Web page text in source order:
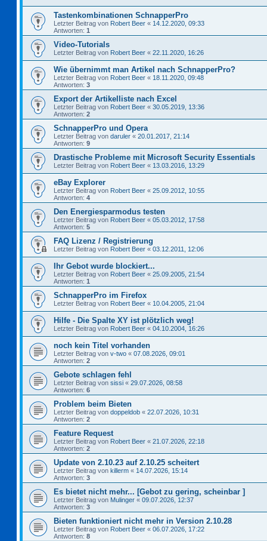
Tastenkombinationen SchnapperPro
Letzter Beitrag von Robert Beer « 14.12.2020, 09:33
Antworten: 1
Video-Tutorials
Letzter Beitrag von Robert Beer « 22.11.2020, 16:26
Wie übernimmt man Artikel nach SchnapperPro?
Letzter Beitrag von Robert Beer « 18.11.2020, 09:48
Antworten: 3
Export der Artikelliste nach Excel
Letzter Beitrag von Robert Beer « 30.05.2019, 13:36
Antworten: 2
SchnapperPro und Opera
Letzter Beitrag von daruler « 20.01.2017, 21:14
Antworten: 9
Drastische Probleme mit Microsoft Security Essentials
Letzter Beitrag von Robert Beer « 13.03.2016, 13:29
eBay Explorer
Letzter Beitrag von Robert Beer « 25.09.2012, 10:55
Antworten: 4
Den Energiesparmodus testen
Letzter Beitrag von Robert Beer « 05.03.2012, 17:58
Antworten: 5
FAQ Lizenz / Registrierung
Letzter Beitrag von Robert Beer « 03.12.2011, 12:06
Ihr Gebot wurde blockiert...
Letzter Beitrag von Robert Beer « 25.09.2005, 21:54
Antworten: 1
SchnapperPro im Firefox
Letzter Beitrag von Robert Beer « 10.04.2005, 21:04
Hilfe - Die Spalte XY ist plötzlich weg!
Letzter Beitrag von Robert Beer « 04.10.2004, 16:26
noch kein Titel vorhanden
Letzter Beitrag von v-two « 07.08.2026, 09:01
Antworten: 2
Gebote schlagen fehl
Letzter Beitrag von sissi « 29.07.2026, 08:58
Antworten: 6
Problem beim Bieten
Letzter Beitrag von doppeldob « 22.07.2026, 10:31
Antworten: 2
Feature Request
Letzter Beitrag von Robert Beer « 21.07.2026, 22:18
Antworten: 2
Update von 2.10.23 auf 2.10.25 scheitert
Letzter Beitrag von killerm « 14.07.2026, 15:14
Antworten: 3
Es bietet nicht mehr... [Gebot zu gering, scheinbar ]
Letzter Beitrag von Mulinger « 09.07.2026, 12:37
Antworten: 3
Bieten funktioniert nicht mehr in Version 2.10.28
Letzter Beitrag von Robert Beer « 06.07.2026, 17:22
Antworten: 8